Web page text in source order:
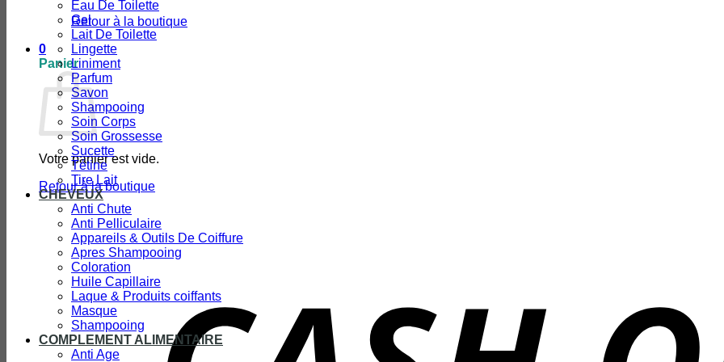
Retour à la boutique
0
Panier
Votre panier est vide.
Retour à la boutique
Eau De Toilette
Gel
Lait De Toilette
Lingette
Liniment
Parfum
Savon
Shampooing
Soin Corps
Soin Grossesse
Sucette
Tétine
Tire Lait
CHEVEUX
Anti Chute
Anti Pelliculaire
Appareils & Outils De Coiffure
Apres Shampooing
Coloration
Huile Capillaire
Laque & Produits coiffants
Masque
Shampooing
COMPLEMENT ALIMENTAIRE
Anti Age